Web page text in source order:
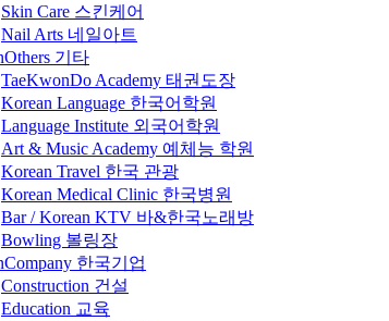
Skin Care 스킨케어
Nail Arts 네일아트
Others 기타
TaeKwonDo Academy 태권도장
Korean Language 한국어학원
Language Institute 외국어학원
Art & Music Academy 예체능 학원
Korean Travel 한국 관광
Korean Medical Clinic 한국병원
Bar / Korean KTV 바&한국노래방
Bowling 볼링장
Company 한국기업
Construction 건설
Education 교육